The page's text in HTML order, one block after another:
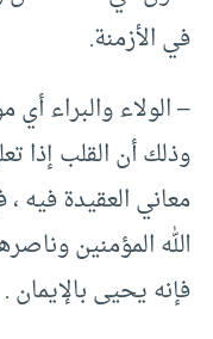
في الأزمنة.
– الولاء والبراء أي
وذلك أن القلب إذا
معاني العقيدة فيه ،
الله المؤمنين
فإنه يحيى بالإيمان .